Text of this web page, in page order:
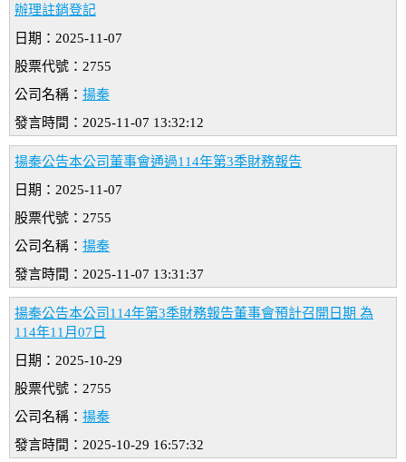
辦理註銷登記
日期：2025-11-07
股票代號：2755
公司名稱： 揚秦
發言時間：2025-11-07 13:32:12
揚秦公告本公司董事會通過114年第3季財務報告
日期：2025-11-07
股票代號：2755
公司名稱： 揚秦
發言時間：2025-11-07 13:31:37
揚秦公告本公司114年第3季財務報告董事會預計召開日期 為
114年11月07日
日期：2025-10-29
股票代號：2755
公司名稱： 揚秦
發言時間：2025-10-29 16:57:32